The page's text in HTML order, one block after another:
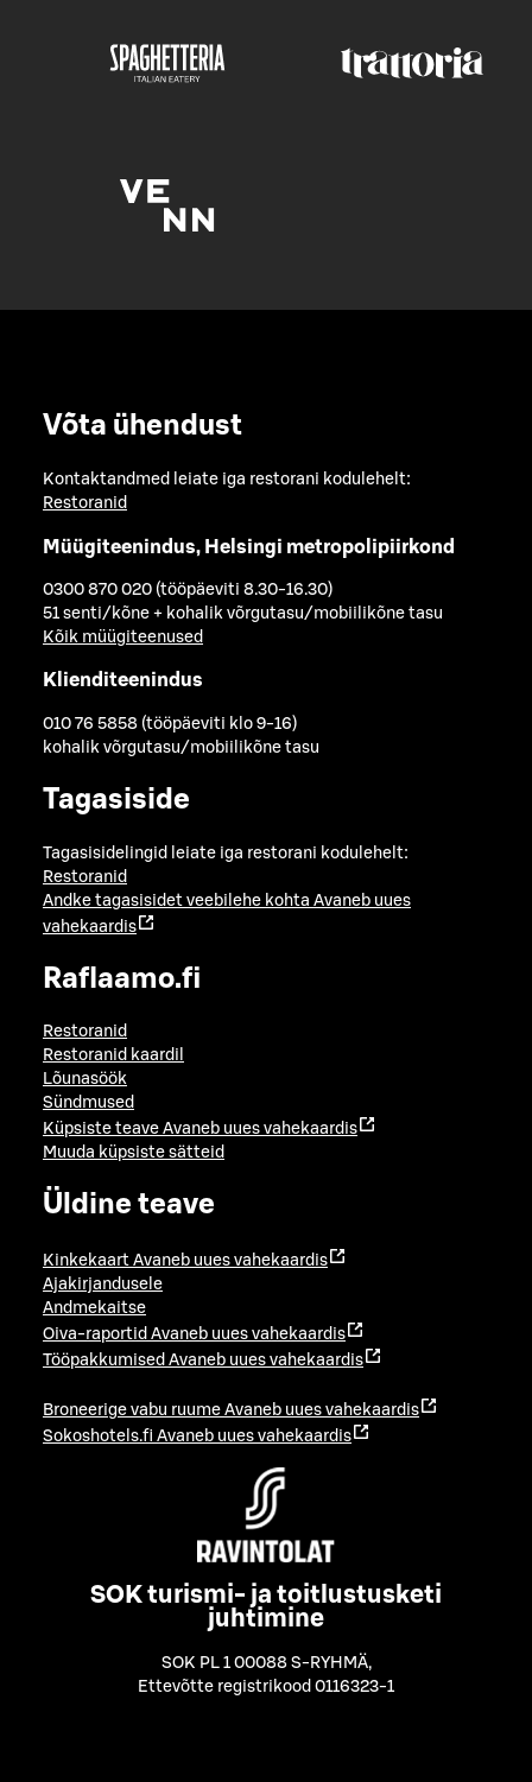
Võta ühendust
Kontaktandmed leiate iga restorani kodulehelt:
Restoranid
Müügiteenindus, Helsingi metropolipiirkond
0300 870 020 (tööpäeviti 8.30-16.30)
51 senti/kõne + kohalik võrgutasu/mobiilikõne tasu
Kõik müügiteenused
Klienditeenindus
010 76 5858 (tööpäeviti klo 9-16)
kohalik võrgutasu/mobiilikõne tasu
Tagasiside
Tagasisidelingid leiate iga restorani kodulehelt:
Restoranid
Andke tagasisidet veebilehe kohta Avaneb uues
vahekaardis
Raflaamo.fi
Restoranid
Restoranid kaardil
Lõunasöök
Sündmused
Küpsiste teave Avaneb uues vahekaardis
Muuda küpsiste sätteid
Üldine teave
Kinkekaart Avaneb uues vahekaardis
Ajakirjandusele
Andmekaitse
Oiva-raportid Avaneb uues vahekaardis
Tööpakkumised Avaneb uues vahekaardis
Broneerige vabu ruume Avaneb uues vahekaardis
Sokoshotels.fi Avaneb uues vahekaardis
SOK turismi- ja toitlustusketi
juhtimine
SOK PL 1 00088 S-RYHMÄ,
Ettevõtte registrikood 0116323-1